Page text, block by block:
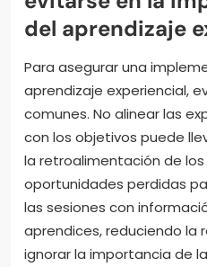
del aprendizaje
Para asegurar una
aprendizaje experiencial,
comunes. No alinear las
con los objetivos puede
la retroalimentación de
oportunidades perdidas
las sesiones con
aprendices, reduciendo la
ignorar la importancia de